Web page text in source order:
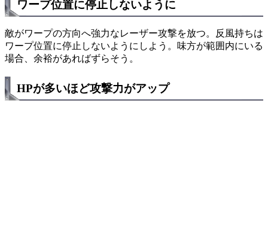
ワープ位置に停止しないように
敵がワープの方向へ強力なレーザー攻撃を放つ。反風持ちは
ワープ位置に停止しないようにしよう。味方が範囲内にいる
場合、余裕があればずらそう。
HPが多いほど攻撃力がアップ